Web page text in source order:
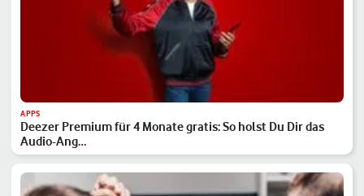
APPS
Deezer Premium für 4 Monate gratis: So holst Du Dir das
Audio-Ang…